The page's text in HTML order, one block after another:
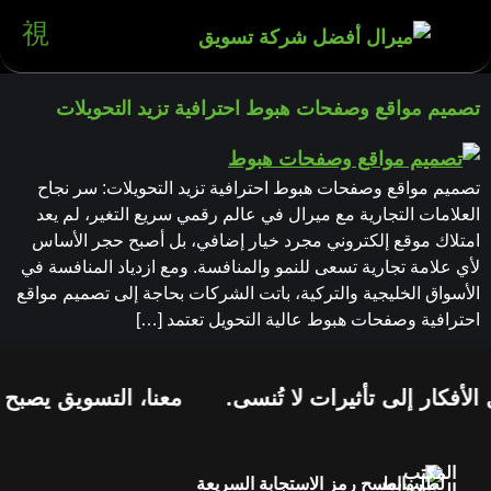
تصميم مواقع وصفحات هبوط احترافية تزيد التحويلات
تصميم مواقع وصفحات هبوط احترافية تزيد التحويلات: سر نجاح
العلامات التجارية مع ميرال في عالم رقمي سريع التغير، لم يعد
امتلاك موقع إلكتروني مجرد خيار إضافي، بل أصبح حجر الأساس
لأي علامة تجارية تسعى للنمو والمنافسة. ومع ازدياد المنافسة في
الأسواق الخليجية والتركية، باتت الشركات بحاجة إلى تصميم مواقع
احترافية وصفحات هبوط عالية التحويل تعتمد […]
معنا، التسويق إلى تأثيرات لا تُنسى.
المكتب
لطلبروابطامسح رمز الاستجابة السريعة